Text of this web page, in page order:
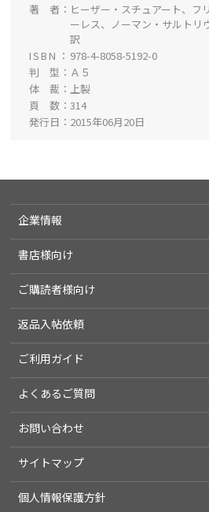
著 者
ヒーザー・スチュアート、
ーレス、ノーマン・サルトリ
訳
ISBN
978-4-8058-5192-0
判 型
Ａ５
体 裁
上製
頁 数
314
発行日
2015年06月20日
企業情報
書店様向け
ご購読者様向け
返品入帖依頼
ご利用ガイド
よくあるご質問
お問い合わせ
サイトマップ
個人情報保護方針